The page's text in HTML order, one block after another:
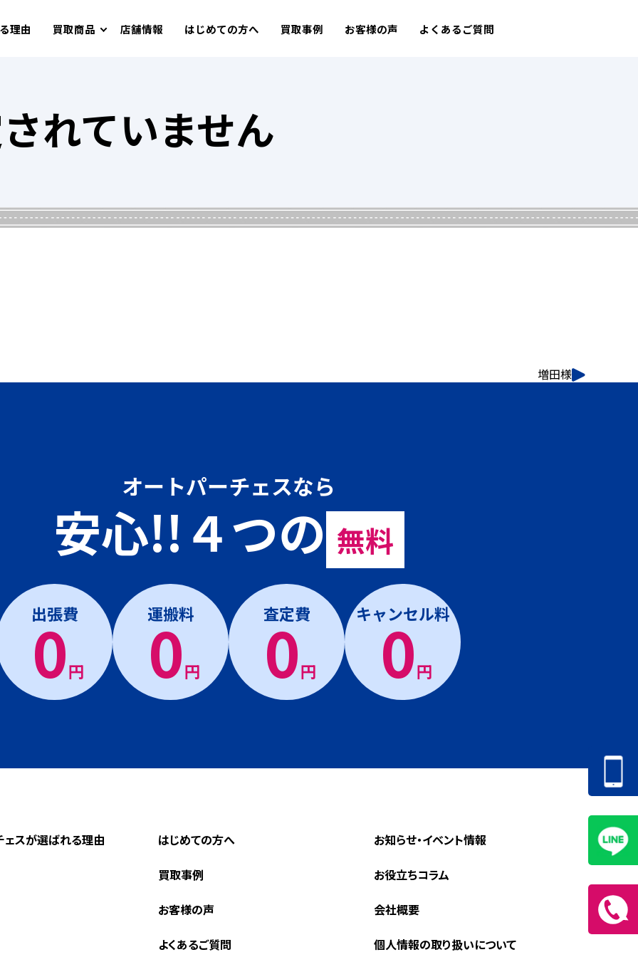
理由 買取商品 店舗情報 はじめての方へ 買取事例 お客様の声 よくあるご質問
れていません
増田様
オートパーチェスなら
安心!!４つの 無料
出張費
0円
運搬料
0円
査定費
0円
キャンセル料
0円
ェスが選ばれる理由 はじめての方へ
買取事例
お客様の声
よくあるご質問
お知らせ・イベント情報
お役立ちコラム
会社概要
個人情報の取り扱いについて